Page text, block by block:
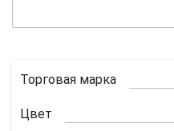
Торговая марка
Цвет